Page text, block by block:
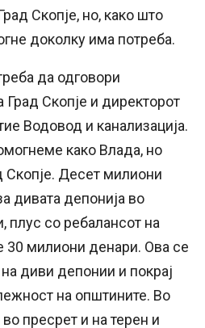
Скопје, но, како што
доколку има потреба.
да одговори
Град Скопје и директорот
Водовод и канализација.
како Влада, но
Скопје. Десет милиони
дивата депонија во
плус со ребалансот на
30 милиони денари. Ова се
диви депонии и покрај
на општините. Во
пресрет и на терен и